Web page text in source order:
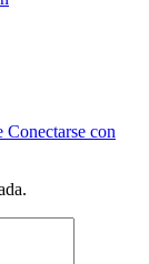
Conectarse con